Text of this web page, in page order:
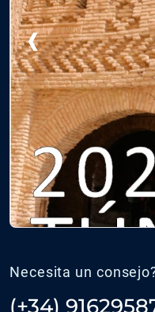
‹
Necesita un
(+34)